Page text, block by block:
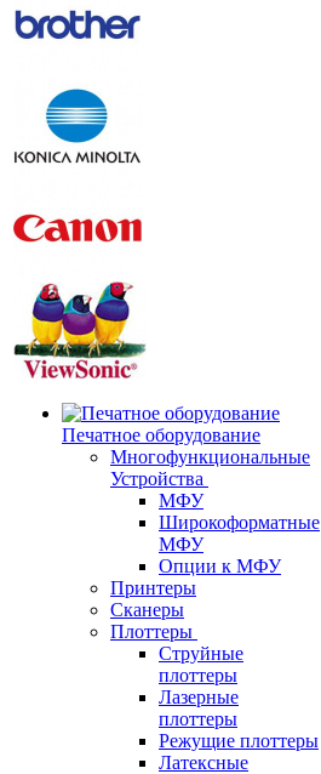
Печатное оборудование
Многофункциональные
Устройства
МФУ
Широкоформатные
МФУ
Опции к МФУ
Принтеры
Сканеры
Плоттеры
Струйные
плоттеры
Лазерные
плоттеры
Режущие плоттеры
Латексные